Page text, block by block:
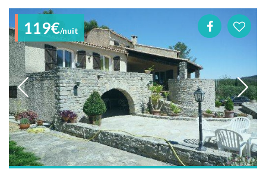
119€/nuit